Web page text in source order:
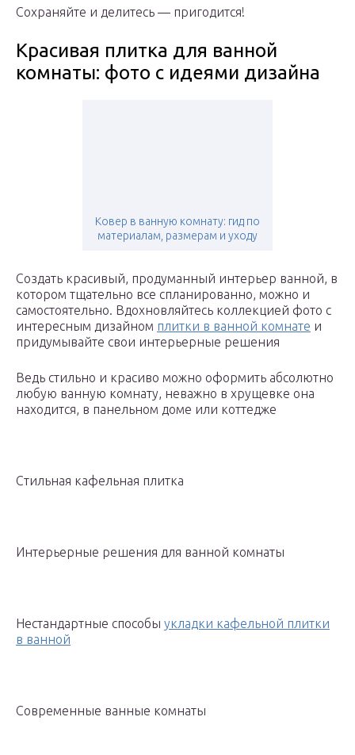
Сохраняйте и делитесь — пригодится!
Красивая плитка для ванной
комнаты: фото с идеями дизайна
Ковер в ванную комнату: гид по
материалам, размерам и уходу
Создать красивый, продуманный интерьер ванной, в
котором тщательно все спланированно, можно и
самостоятельно. Вдохновляйтесь коллекцией фото с
интересным дизайном плитки в ванной комнате и
придумывайте свои интерьерные решения
Ведь стильно и красиво можно оформить абсолютно
любую ванную комнату, неважно в хрущевке она
находится, в панельном доме или коттедже
Стильная кафельная плитка
Интерьерные решения для ванной комнаты
Нестандартные способы укладки кафельной плитки
в ванной
Современные ванные комнаты